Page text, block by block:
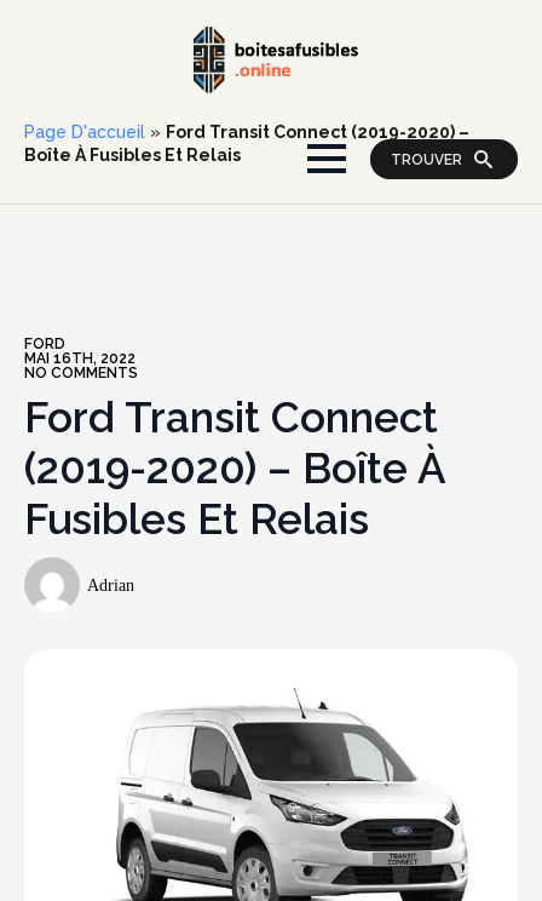
TROUVER
Page D'accueil » Ford Transit Connect (2019-2020) –
Boîte À Fusibles Et Relais
FORD
MAI 16TH, 2022
NO COMMENTS
Ford Transit Connect
(2019-2020) – Boîte À
Fusibles Et Relais
Adrian